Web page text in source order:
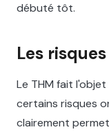
débuté tôt.
Les
Le THM fait
certains risques
clairement